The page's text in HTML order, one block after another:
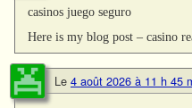
casinos juego seguro
Here is my blog post – casino
Le 4 août 2026 à 11 h 45